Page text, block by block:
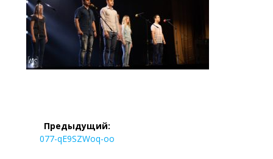
Навигация
Предыдущий:
Предыдущая
077-qE9SZWoq-oo